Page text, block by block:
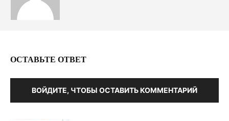
ОСТАВЬТЕ ОТВЕТ
ВОЙДИТЕ, ЧТОБЫ ОСТАВИТЬ КОММЕНТАРИЙ